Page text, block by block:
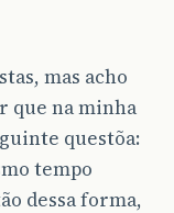
mas acho
que na minha
questõa:
tempo
dessa forma,